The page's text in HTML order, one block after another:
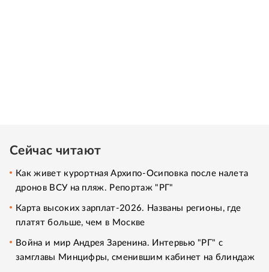
Сейчас читают
Как живет курортная Архипо-Осиповка после налета
дронов ВСУ на пляж. Репортаж "РГ"
Карта высоких зарплат-2026. Названы регионы, где
платят больше, чем в Москве
Война и мир Андрея Заренина. Интервью "РГ" с
замглавы Минцифры, сменившим кабинет на блиндаж